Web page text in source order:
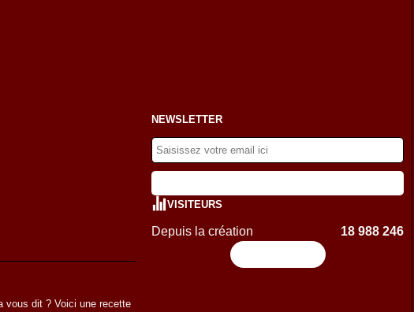
vous dit ? Voici une recette
NEWSLETTER
VISITEURS
Depuis la création
18 988 246